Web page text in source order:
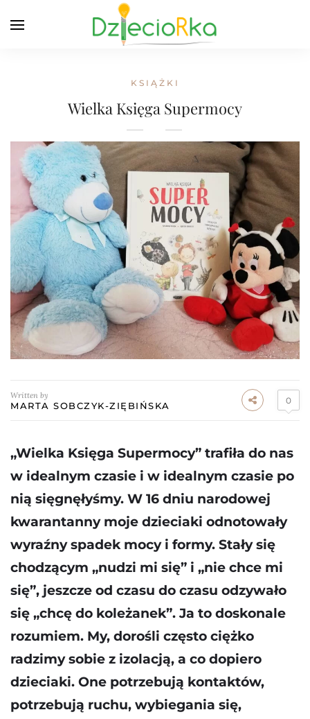
KSIĄŻKI
Wielka Księga Supermocy
Written by
MARTA SOBCZYK-ZIĘBIŃSKA 0
„Wielka Księga Supermocy” trafiła do nas
w idealnym czasie i w idealnym czasie po
nią sięgnęłyśmy. W 16 dniu narodowej
kwarantanny moje dzieciaki odnotowały
wyraźny spadek mocy i formy. Stały się
chodzącym „nudzi mi się” i „nie chce mi
się”, jeszcze od czasu do czasu odzywało
się „chcę do koleżanek”. Ja to doskonale
rozumiem. My, dorośli często ciężko
radzimy sobie z izolacją, a co dopiero
dzieciaki. One potrzebują kontaktów,
potrzebują ruchu, wybiegania się,